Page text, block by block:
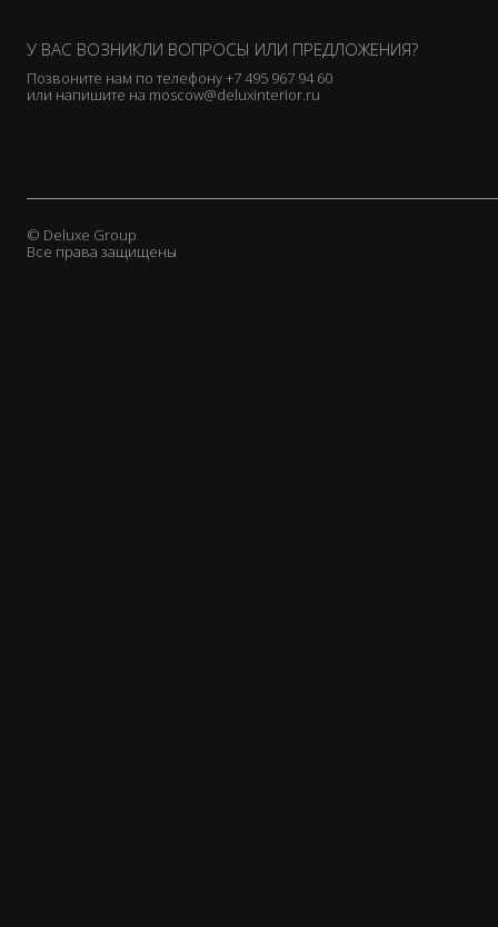
У ВАС ВОЗНИКЛИ ВОПРОСЫ ИЛИ ПРЕДЛОЖЕНИЯ?
Позвоните нам по телефону+7 495 967 94 60
или напишите на moscow@deluxinterior.ru
© Deluxe Group
Все права защищены